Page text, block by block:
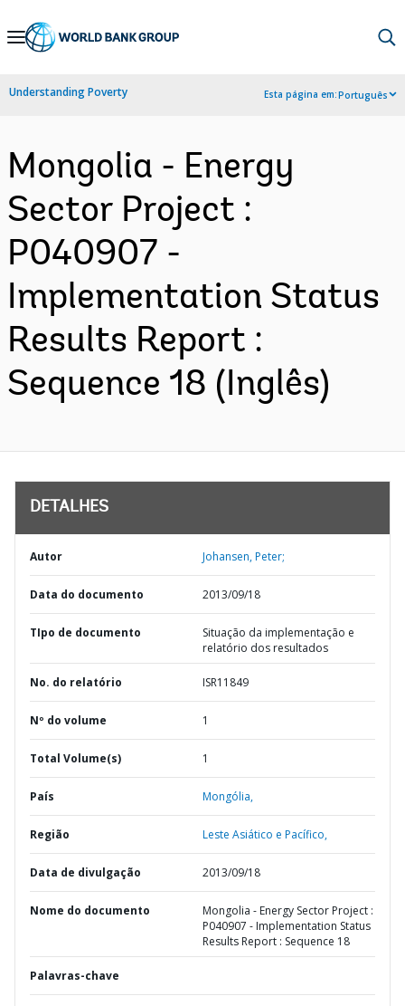
Skip
Navigation
Understanding Poverty Esta página em:Português
Mongolia - Energy
Sector Project :
P040907 -
Implementation Status
Results Report :
Sequence 18 (Inglês)
DETALHES
Autor Johansen, Peter;
Data do documento 2013/09/18
TIpo de documento
Situação da implementação e
relatório dos resultados
No. do relatório ISR11849
Nº do volume 1
Total Volume(s) 1
País Mongólia,
Região Leste Asiático e Pacífico,
Data de divulgação 2013/09/18
Nome do documento
Mongolia - Energy Sector Project :
P040907 - Implementation Status
Results Report : Sequence 18
Palavras-chave